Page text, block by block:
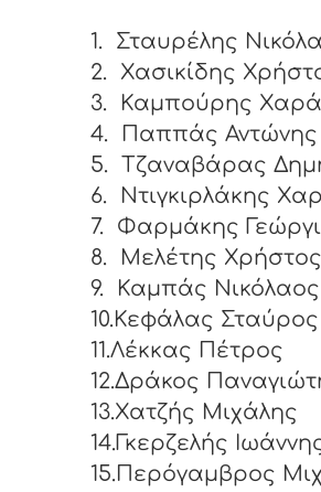
1.
Σταυρέλης
2.
Χασικίδης
3.
Καμπούρης
4.
Παππάς
5.
Τζαναβάρας
6.
Ντιγκιρλάκης
7.
Φαρμάκης
8.
Μελέτης Χρήστος
9.
Καμπάς
10.Κεφάλας Σταύρος
11.Λέκκας Πέτρος
12.Δράκος
13.Χατζής Μιχάλης
14.Γκερζελής
15.Περόγαμβρος